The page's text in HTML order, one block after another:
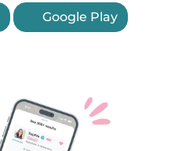
Google Play